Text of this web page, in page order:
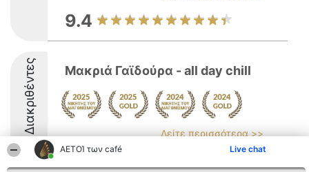
ΑΕΤΟΊ των café Live chat
9.4
Διακριθέντες Μακριά Γαϊδούρα - all day chill
Δείτε περισσότερα >>